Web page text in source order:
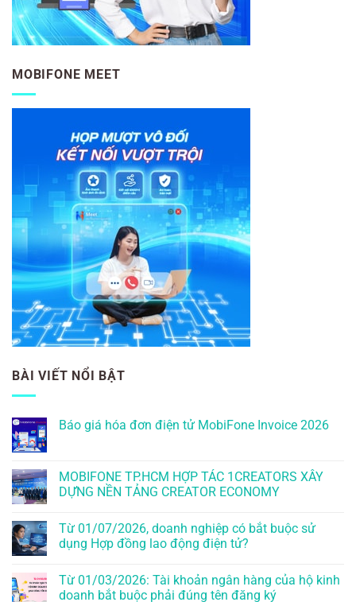
MOBIFONE MEET
BÀI VIẾT NỔI BẬT
Báo giá hóa đơn điện tử MobiFone Invoice 2026
MOBIFONE TP.HCM HỢP TÁC 1CREATORS XÂY
DỰNG NỀN TẢNG CREATOR ECONOMY
Từ 01/07/2026, doanh nghiệp có bắt buộc sử
dụng Hợp đồng lao động điện tử?
Từ 01/03/2026: Tài khoản ngân hàng của hộ kinh
doanh bắt buộc phải đúng tên đăng ký